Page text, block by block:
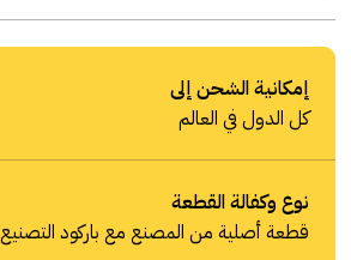
إمكانية الشحن إلى
كل الدول في العالم
نوع وكفالة القطعة
قطعة أصلية من المصنع مع باركود التصنيع